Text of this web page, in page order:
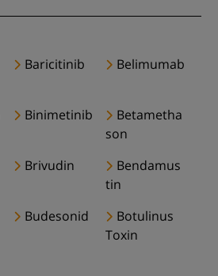
Baricitinib Belimumab
Binimetinib
Betametha
son
Brivudin
Bendamus
tin
Budesonid
Botulinus
Toxin